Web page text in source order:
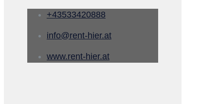
+43533420888
info@rent-hier.at
www.rent-hier.at